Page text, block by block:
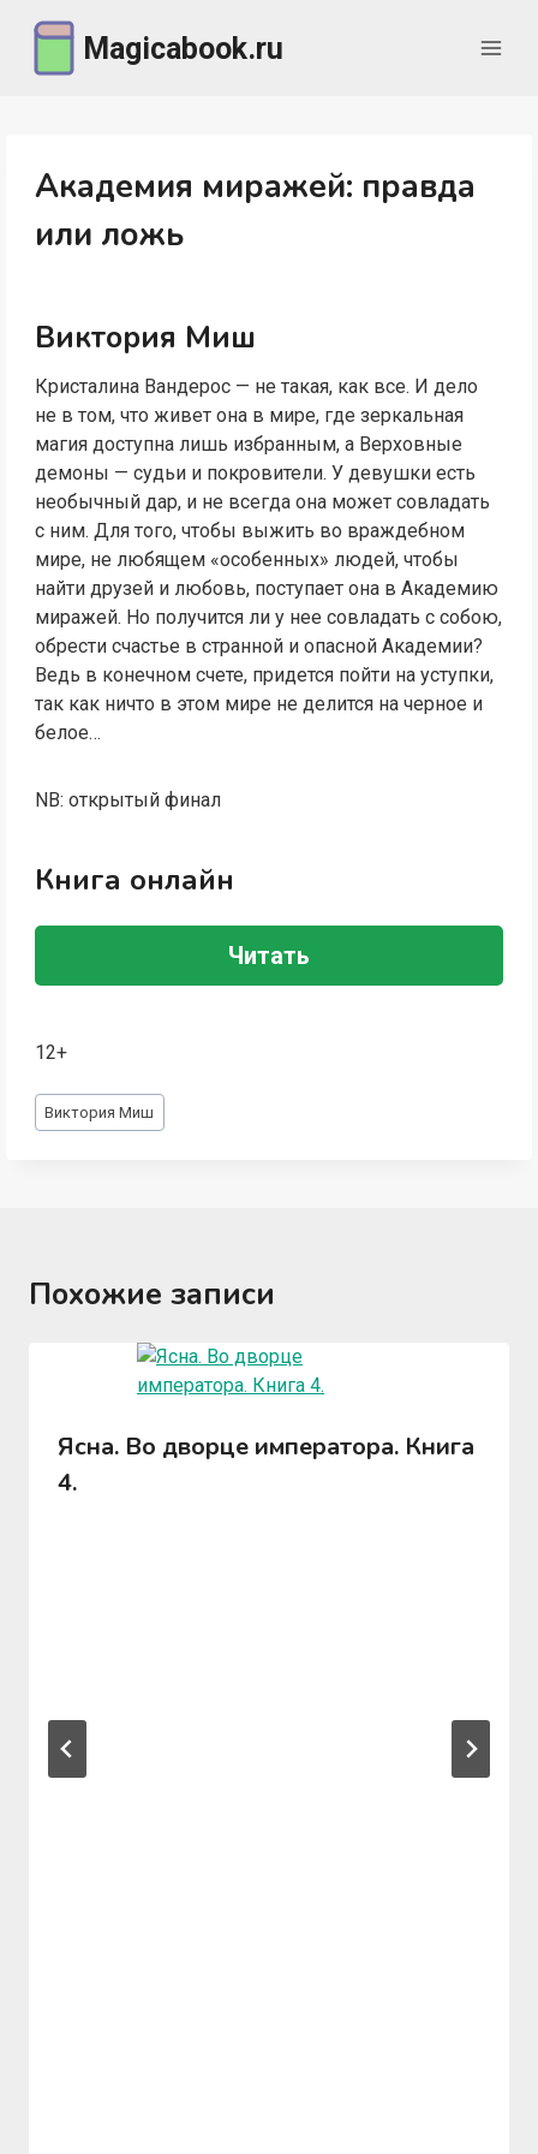
содержимому
Magicabook.ru
Академия миражей: правда
или ложь
Виктория Миш
Кристалина Вандерос — не такая, как все. И дело
не в том, что живет она в мире, где зеркальная
магия доступна лишь избранным, а Верховные
демоны — судьи и покровители. У девушки есть
необычный дар, и не всегда она может совладать
с ним. Для того, чтобы выжить во враждебном
мире, не любящем «особенных» людей, чтобы
найти друзей и любовь, поступает она в Академию
миражей. Но получится ли у нее совладать с собою,
обрести счастье в странной и опасной Академии?
Ведь в конечном счете, придется пойти на уступки,
так как ничто в этом мире не делится на черное и
белое…
NB: открытый финал
Книга онлайн
Читать
12+
Метки
записи:
Виктория Миш
Похожие записи
Ясна. Во дворце императора. Книга
4.